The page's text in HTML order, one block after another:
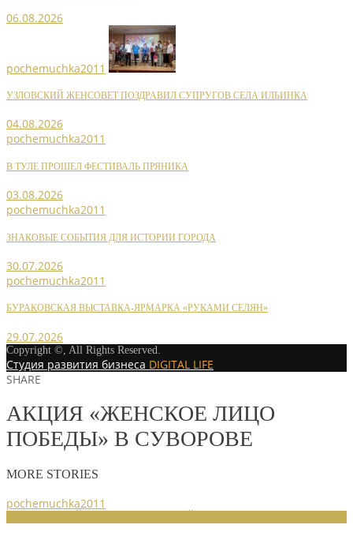
06.08.2026
pochemuchka2011
УЗЛОВСКИЙ ЖЕНСОВЕТ ПОЗДРАВИЛ СУПРУГОВ СЕЛА ИЛЬИНКА
04.08.2026
pochemuchka2011
В ТУЛЕ ПРОШЕЛ ФЕСТИВАЛЬ ПРЯНИКА
03.08.2026
pochemuchka2011
ЗНАКОВЫЕ СОБЫТИЯ ДЛЯ ИСТОРИИ ГОРОДА
30.07.2026
pochemuchka2011
БУРАКОВСКАЯ ВЫСТАВКА-ЯРМАРКА «РУКАМИ СЕЛЯН»
29.07.2026
Copyright ©, All Rights Reserved.
Студия развития бизнеса DIGITAL LIFE
SHARE
АКЦИЯ «ЖЕНСКОЕ ЛИЦО
ПОБЕДЫ» В СУВОРОВЕ
MORE STORIES
pochemuchka2011